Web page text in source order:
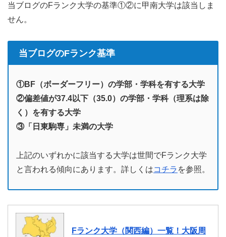
当ブログのFランク大学の基準①②に甲南大学は該当しま
せん。
当ブログのFランク基準
①BF（ボーダーフリー）の学部・学科を有する大学
②偏差値が37.4以下（35.0）の学部・学科（理系は除
く）を有する大学
③「日東駒専」未満の大学
上記のいずれかに該当する大学は世間でFランク大学
と言われる傾向にあります。詳しくはコチラ を参照。
Fランク大学（関西編）一覧！大阪周